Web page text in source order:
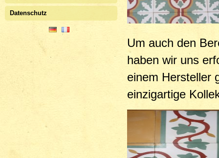
Datenschutz
Um auch den
haben wir uns
einem Hersteller
einzigartige